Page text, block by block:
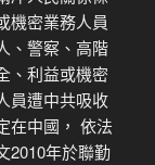
機密業務人員
、警察、高階
、利益或機密
員遭中共吸收
在中國， 依法
2010年於聯勤